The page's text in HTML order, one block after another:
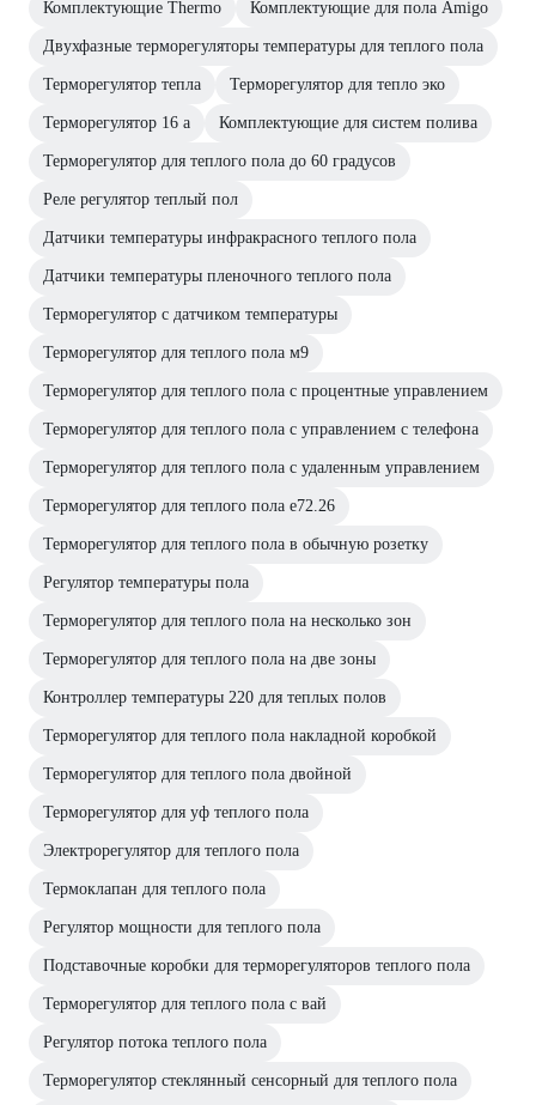
Комплектующие Thermo Комплектующие для пола Amigo
Двухфазные терморегуляторы температуры для теплого пола
Терморегулятор тепла Терморегулятор для тепло эко
Терморегулятор 16 а Комплектующие для систем полива
Терморегулятор для теплого пола до 60 градусов
Реле регулятор теплый пол
Датчики температуры инфракрасного теплого пола
Датчики температуры пленочного теплого пола
Терморегулятор с датчиком температуры
Терморегулятор для теплого пола м9
Терморегулятор для теплого пола с процентные управлением
Терморегулятор для теплого пола с управлением с телефона
Терморегулятор для теплого пола с удаленным управлением
Терморегулятор для теплого пола е72.26
Терморегулятор для теплого пола в обычную розетку
Регулятор температуры пола
Терморегулятор для теплого пола на несколько зон
Терморегулятор для теплого пола на две зоны
Контроллер температуры 220 для теплых полов
Терморегулятор для теплого пола накладной коробкой
Терморегулятор для теплого пола двойной
Терморегулятор для уф теплого пола
Электрорегулятор для теплого пола
Термоклапан для теплого пола
Регулятор мощности для теплого пола
Подставочные коробки для терморегуляторов теплого пола
Терморегулятор для теплого пола с вай
Регулятор потока теплого пола
Терморегулятор стеклянный сенсорный для теплого пола